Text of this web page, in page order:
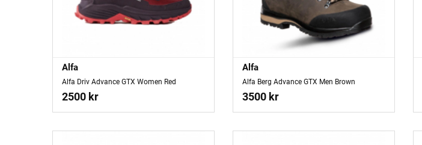
Alfa
Alfa Driv Advance GTX Women Red
2500 kr
Alfa
Alfa Berg Advance GTX Men Brown
3500 kr